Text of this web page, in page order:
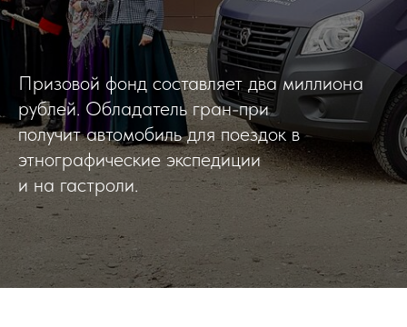
Призовой фонд составляет два миллиона
рублей. Обладатель гран-при
получит автомобиль для поездок в
этнографические экспедиции
и на гастроли.